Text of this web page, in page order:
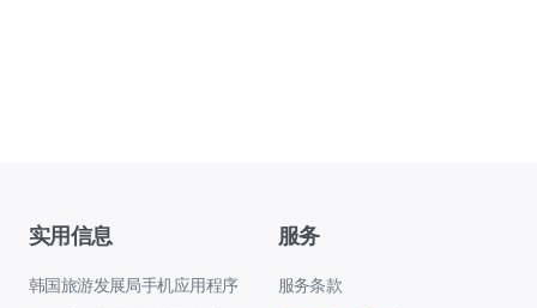
实用信息
韩国旅游发展局手机应用程序
服务
服务条款